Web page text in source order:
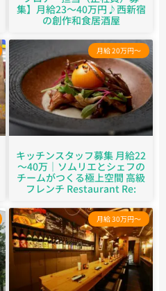
集】月給23〜40万円♪西新宿
の創作和食居酒屋
月給 20万円～
キッチンスタッフ募集 月給22
～40万｜ソムリエとシェフの
チームがつくる極上空間 高級
フレンチ Restaurant Re:
月給 30万円～